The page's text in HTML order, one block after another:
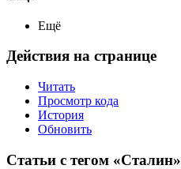
Ещё
Действия на странице
Читать
Просмотр кода
История
Обновить
Статьи с тегом «Сталин»